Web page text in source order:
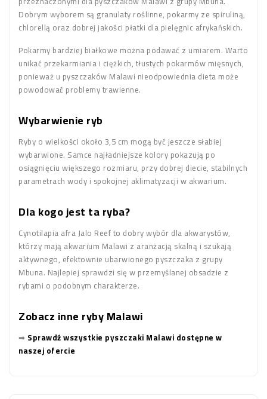
Dobrym wyborem są granulaty roślinne, pokarmy ze spiruliną,
chlorellą oraz dobrej jakości płatki dla pielęgnic afrykańskich.
Pokarmy bardziej białkowe można podawać z umiarem. Warto
unikać przekarmiania i ciężkich, tłustych pokarmów mięsnych,
ponieważ u pyszczaków Malawi nieodpowiednia dieta może
powodować problemy trawienne.
Wybarwienie ryb
Ryby o wielkości około 3,5 cm mogą być jeszcze słabiej
wybarwione. Samce najładniejsze kolory pokazują po
osiągnięciu większego rozmiaru, przy dobrej diecie, stabilnych
parametrach wody i spokojnej aklimatyzacji w akwarium.
Dla kogo jest ta ryba?
Cynotilapia afra Jalo Reef to dobry wybór dla akwarystów,
którzy mają akwarium Malawi z aranżacją skalną i szukają
aktywnego, efektownie ubarwionego pyszczaka z grupy
Mbuna. Najlepiej sprawdzi się w przemyślanej obsadzie z
rybami o podobnym charakterze.
Zobacz inne ryby Malawi
➡ Sprawdź wszystkie pyszczaki Malawi dostępne w
naszej ofercie